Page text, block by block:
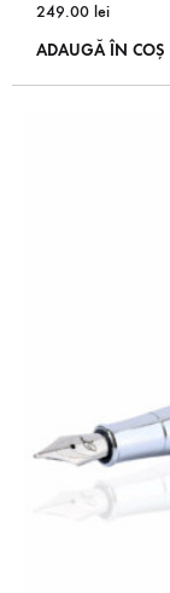
249.00 lei
ADAUGĂ ÎN COȘ